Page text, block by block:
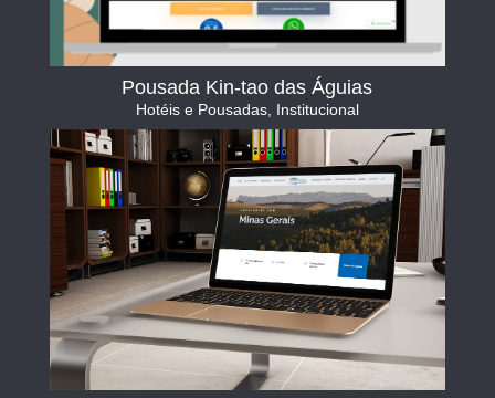
Pousada Kin-tao das Águias
Hotéis e Pousadas, Institucional